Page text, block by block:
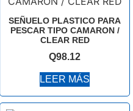
SEÑUELO PLASTICO PARA
PESCAR TIPO CAMARON /
CLEAR RED
Q98.12
LEER MÁS